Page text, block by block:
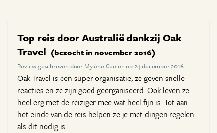
Top reis door Australië dankzij Oak
Travel (bezocht in november 2016)
Review geschreven door Mylène Ceelen op 24 december 2016
Oak Travel is een super organisatie, ze geven snelle
reacties en ze zijn goed georganiseerd. Ook leven ze
heel erg met de reiziger mee wat heel fijn is. Tot aan
het einde van de reis helpen ze je met dingen regelen
als dit nodig is.